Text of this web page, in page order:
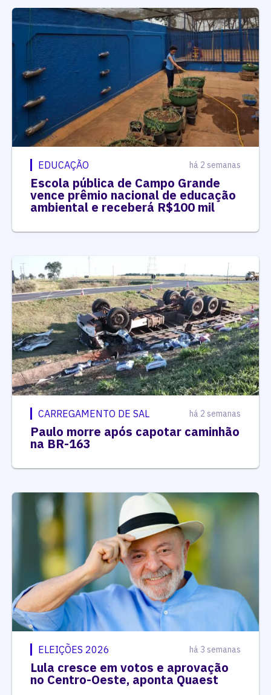
EDUCAÇÃO há 2 semanas
Escola pública de Campo Grande
vence prêmio nacional de educação
ambiental e receberá R$100 mil
CARREGAMENTO DE SAL há 2 semanas
Paulo morre após capotar caminhão
na BR-163
ELEIÇÕES 2026 há 3 semanas
Lula cresce em votos e aprovação
no Centro-Oeste, aponta Quaest